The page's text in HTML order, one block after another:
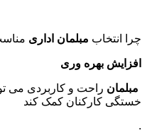
چرا انتخاب مبلمان اداری
افزایش بهره وری
مبلمان راحت و کاربردی می
خستگی کارکنان کمک کند
.